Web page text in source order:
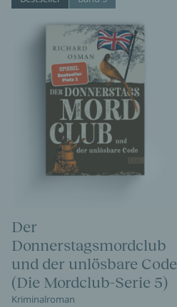
Der
Donnerstagsmordclub
und der unlösbare Code
(Die Mordclub-Serie 5)
Kriminalroman